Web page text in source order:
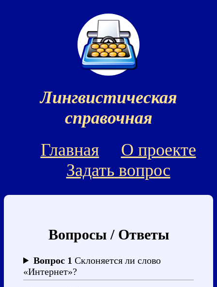
Лингвистическая
справочная
Главная
О проекте
Задать вопрос
Вопросы / Ответы
Вопрос 1 Склоняется ли слово
«Интернет»?